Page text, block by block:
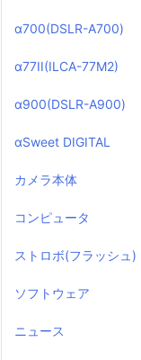
α700(DSLR-A700)
α77II(ILCA-77M2)
α900(DSLR-A900)
αSweet DIGITAL
カメラ本体
コンピュータ
ストロボ(フラッシュ)
ソフトウェア
ニュース